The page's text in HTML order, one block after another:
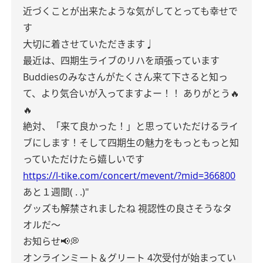
近づくことが出来たような気がしてとっても幸せで
す
大切に着させていただきます♩
最近は、四期生ライブのリハを頑張っています
Buddiesのみなさんがたくさん来て下さると知っ
て、より気合いが入ってますよー！！ ありがとう🔥
🔥
絶対、「来て良かった！」と思っていただけるライ
ブにします！そして四期生の魅力をもっともっと知
っていただけたら嬉しいです
https://l-tike.com/concert/mevent/?mid=366800
あと１週間( . .)"
グッズも解禁されましたね視認性の良さそうなタ
オルだ〜
お知らせ📢💭
オンラインミート＆グリート 4次受付が始まってい